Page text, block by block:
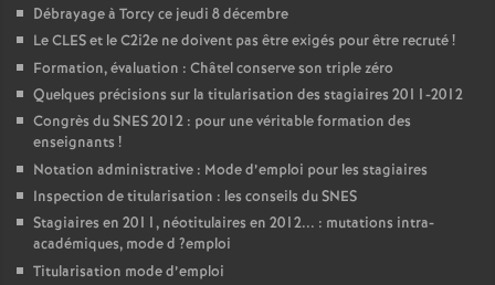
Débrayage à Torcy ce jeudi 8 décembre
LeCLESet le C2i2e ne doivent pas être exigés pour être recruté!
Formation, évaluation : Châtel conserve son triple zéro
Quelques précisions sur la titularisation des stagiaires 2011-2012
Congrès duSNES2012 : pour une véritable formation des
enseignants !
Notation administrative : Mode d’emploi pour les stagiaires
Inspection de titularisation : les conseils duSNES
Stagiaires en 2011, néotitulaires en 2012... : mutations intra-
académiques, mode d ?emploi
Titularisation mode d’emploi